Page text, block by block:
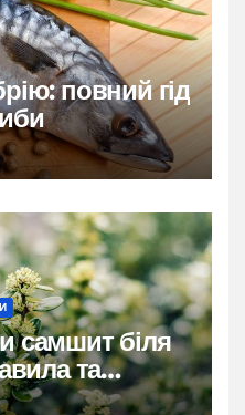
повний гід
самшит біля
та